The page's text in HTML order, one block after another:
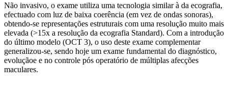
Não invasivo, o exame utiliza uma tecnologia similar à da ecografia,
efectuado com luz de baixa coerência (em vez de ondas sonoras),
obtendo-se representações estruturais com uma resolução muito mais
elevada (>15x a resolução da ecografia Standard). Com a introdução
do último modelo (OCT 3), o uso deste exame complementar
generalizou-se, sendo hoje um exame fundamental do diagnóstico,
evoluçãoe e no controle pós operatório de múltiplas afecções
maculares.